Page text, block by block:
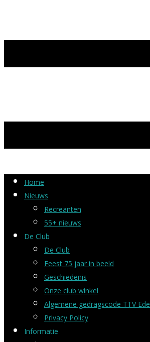
Home
Nieuws
Recreanten
55+ nieuws
De Club
De Club
Feest 75 jaar in beeld
Geschiedenis
Onze club winkel
Algemene gedragscode TTV Ede
Privacy Policy
Informatie